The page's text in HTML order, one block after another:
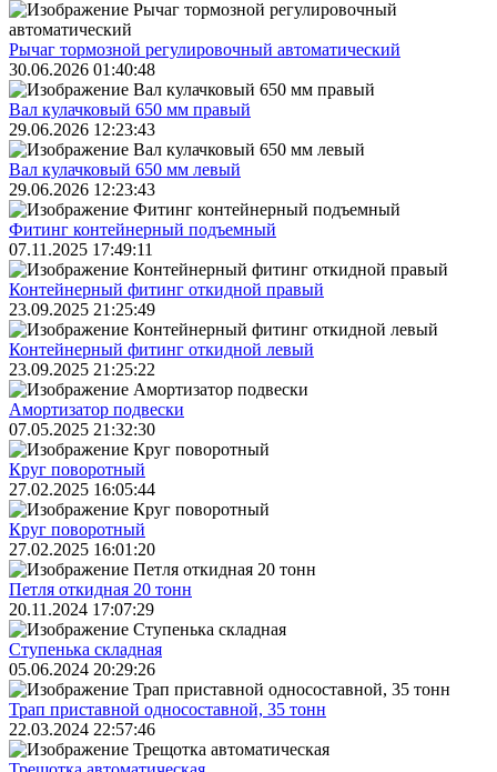
Рычаг тормозной регулировочный автоматический
30.06.2026 01:40:48
Вал кулачковый 650 мм правый
29.06.2026 12:23:43
Вал кулачковый 650 мм левый
29.06.2026 12:23:43
Фитинг контейнерный подъемный
07.11.2025 17:49:11
Контейнерный фитинг откидной правый
23.09.2025 21:25:49
Контейнерный фитинг откидной левый
23.09.2025 21:25:22
Амортизатор подвески
07.05.2025 21:32:30
Круг поворотный
27.02.2025 16:05:44
Круг поворотный
27.02.2025 16:01:20
Петля откидная 20 тонн
20.11.2024 17:07:29
Ступенька складная
05.06.2024 20:29:26
Трап приставной односоставной, 35 тонн
22.03.2024 22:57:46